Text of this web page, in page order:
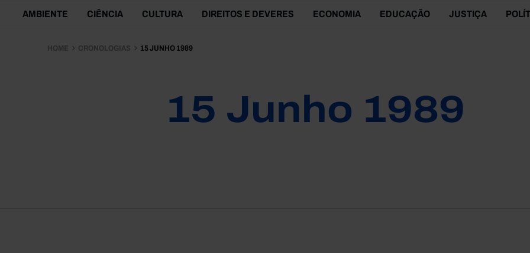
Themes Menu
AMBIENTE CIÊNCIA CULTURA DIREITOS E DEVERES ECONOMIA EDUCAÇÃO JUSTIÇA
HOME CRONOLOGIAS 15 JUNHO 1989
15 Junho 1989